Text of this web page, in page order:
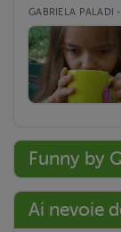
GABRIELA PALADI
Funny by
Ai nevoie